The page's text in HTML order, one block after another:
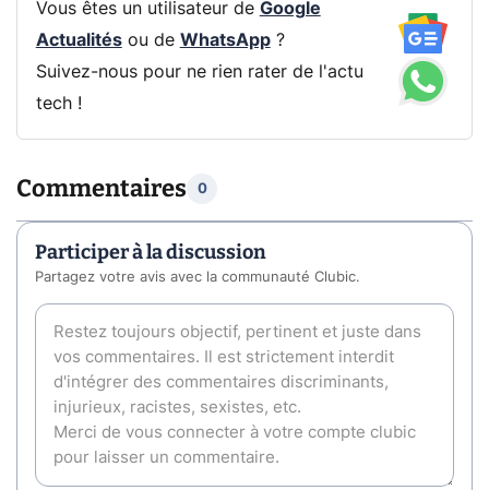
Vous êtes un utilisateur de Google
Actualitésou de WhatsApp?
Suivez-nous pour ne rien rater de l'actu
tech !
Commentaires 0
Participer à la discussion
Partagez votre avis avec la communauté Clubic.